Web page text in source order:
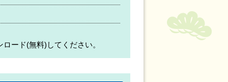
ロード(無料)してください。